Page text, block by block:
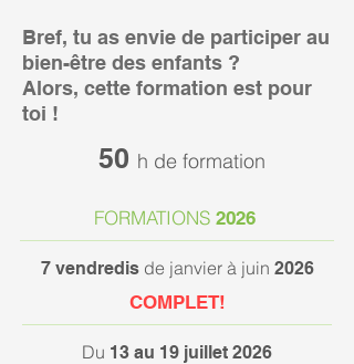
Bref, tu as envie de participer au
bien-être des enfants ?
Alors, cette formation est pour
toi !
50 h de formation
FORMATIONS2026
7 vendredis de janvier à juin 2026
COMPLET!
Du 13 au 19 juillet 2026